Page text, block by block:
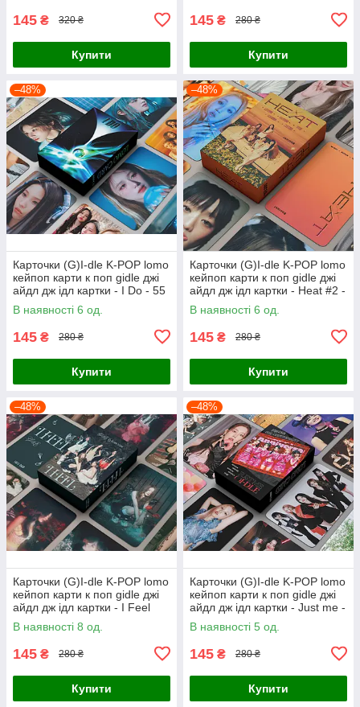
145 ₴ 320 ₴
Купити
145 ₴ 280 ₴
Купити
–48%
Карточки (G)I-dle K-POP lomo
кейпоп карти к поп gidle джі
айдл дж ідл картки - I Do - 55
шт
В наявності 6 од.
145 ₴ 280 ₴
Купити
–48%
Карточки (G)I-dle K-POP lomo
кейпоп карти к поп gidle джі
айдл дж ідл картки - Heat #2 -
55 шт
В наявності 6 од.
145 ₴ 280 ₴
Купити
–48%
Карточки (G)I-dle K-POP lomo
кейпоп карти к поп gidle джі
айдл дж ідл картки - I Feel
Butterfly - 55 шт
В наявності 8 од.
145 ₴ 280 ₴
Купити
–48%
Карточки (G)I-dle K-POP lomo
кейпоп карти к поп gidle джі
айдл дж ідл картки - Just me -
55 шт
В наявності 5 од.
145 ₴ 280 ₴
Купити